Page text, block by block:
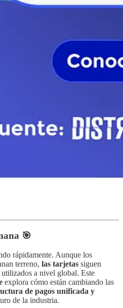
🎯
rápidamente. Aunque los
terreno, las tarjetas siguen
a nivel global. Este
explora cómo están cambiando las
de pagos unificada y
de la industria.